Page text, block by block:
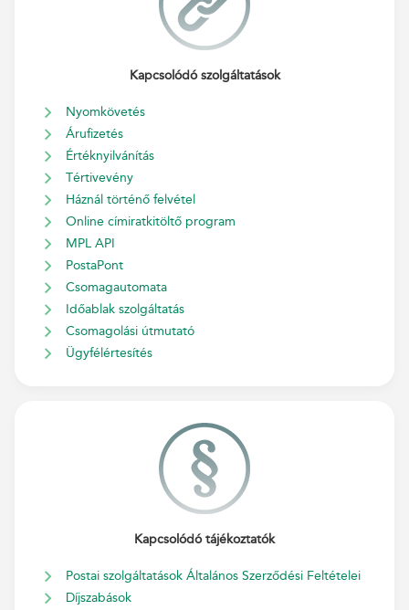
Kapcsolódó szolgáltatások
Nyomkövetés
Árufizetés
Értéknyilvánítás
Tértivevény
Háznál történő felvétel
Online címiratkitöltő program
MPL API
PostaPont
Csomagautomata
Időablak szolgáltatás
Csomagolási útmutató
Ügyfélértesítés
Kapcsolódó tájékoztatók
Postai szolgáltatások Általános Szerződési Feltételei
Díjszabások